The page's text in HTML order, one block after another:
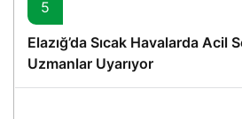
5
Elazığ’da Sıcak Havalarda Acil
Uzmanlar Uyarıyor